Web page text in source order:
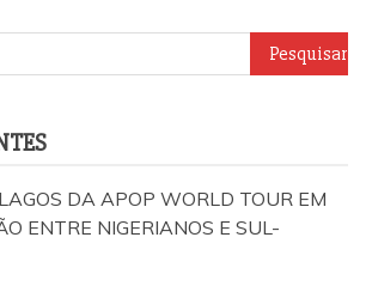
DA APOP WORLD TOUR EM
ENTRE NIGERIANOS E SUL-